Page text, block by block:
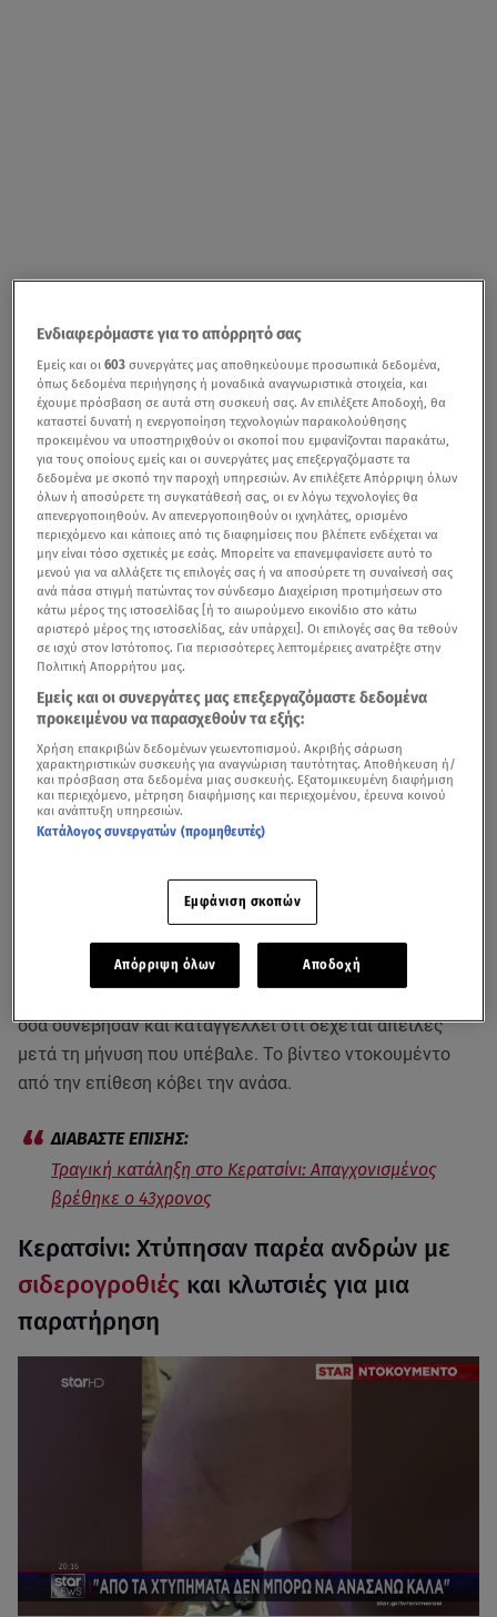
Μία παρατήρηση ήταν αρκετή για να ξεκινήσει ο άγριος
ξυλοδαρμός μιας παρέας ανδρών έξω από κάβα στο
όσα συνέβησαν και καταγγέλλει ότι δέχεται απειλές
μετά τη μήνυση που υπέβαλε. Το βίντεο ντοκουμέντο
από την επίθεση κόβει την ανάσα.
Τραγική κατάληξη στο Κερατσίνι: Απαγχονισμένος
βρέθηκε ο 43χρονος
Κερατσίνι: Χτύπησαν παρέα ανδρών με
σιδερογροθιές και κλωτσιές για μια
παρατήρηση
Ενδιαφερόμαστε για το απόρρητό σας
Εμείς και οι603 συνεργάτες μας αποθηκεύουμε προσωπικά δεδομένα,
όπως δεδομένα περιήγησης ή μοναδικά αναγνωριστικά στοιχεία, και
έχουμε πρόσβαση σε αυτά στη συσκευή σας. Αν επιλέξετε Αποδοχή, θα
καταστεί δυνατή η ενεργοποίηση τεχνολογιών παρακολούθησης
προκειμένου να υποστηριχθούν οι σκοποί που εμφανίζονται παρακάτω,
για τους οποίους εμείς και οι συνεργάτες μας επεξεργαζόμαστε τα
δεδομένα με σκοπό την παροχή υπηρεσιών. Αν επιλέξετε Απόρριψη όλων
όλων ή αποσύρετε τη συγκατάθεσή σας, οι εν λόγω τεχνολογίες θα
απενεργοποιηθούν. Αν απενεργοποιηθούν οι ιχνηλάτες, ορισμένο
περιεχόμενο και κάποιες από τις διαφημίσεις που βλέπετε ενδέχεται να
μην είναι τόσο σχετικές με εσάς. Μπορείτε να επανεμφανίσετε αυτό το
μενού για να αλλάξετε τις επιλογές σας ή να αποσύρετε τη συναίνεσή σας
ανά πάσα στιγμή πατώντας τον σύνδεσμο Διαχείριση προτιμήσεων στο
κάτω μέρος της ιστοσελίδας [ή το αιωρούμενο εικονίδιο στο κάτω
αριστερό μέρος της ιστοσελίδας, εάν υπάρχει]. Οι επιλογές σας θα τεθούν
σε ισχύ στον Ιστότοπος. Για περισσότερες λεπτομέρειες ανατρέξτε στην
Πολιτική Απορρήτου μας.
Εμείς και οι συνεργάτες μας επεξεργαζόμαστε δεδομένα
προκειμένου να παρασχεθούν τα εξής:
Χρήση επακριβών δεδομένων γεωεντοπισμού. Ακριβής σάρωση
χαρακτηριστικών συσκευής για αναγνώριση ταυτότητας. Αποθήκευση ή/
και πρόσβαση στα δεδομένα μιας συσκευής. Εξατομικευμένη διαφήμιση
και περιεχόμενο, μέτρηση διαφήμισης και περιεχομένου, έρευνα κοινού
και ανάπτυξη υπηρεσιών.
Κατάλογος συνεργατών (προμηθευτές)
Εμφάνιση σκοπών
Απόρριψη όλων Αποδοχή